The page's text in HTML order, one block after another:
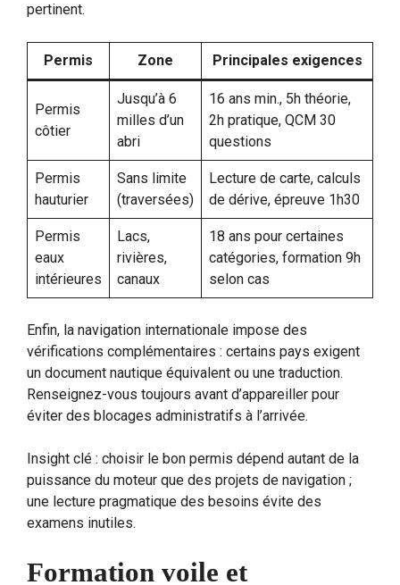
pertinent.
Permis Zone Principales exigences
Permis
côtier
Jusqu’à 6
milles d’un
abri
16 ans min., 5h théorie,
2h pratique, QCM 30
questions
Permis
hauturier
Sans limite
(traversées)
Lecture de carte, calculs
de dérive, épreuve 1h30
Permis
eaux
intérieures
Lacs,
rivières,
canaux
18 ans pour certaines
catégories, formation 9h
selon cas
Enfin, la navigation internationale impose des
vérifications complémentaires : certains pays exigent
un document nautique équivalent ou une traduction.
Renseignez-vous toujours avant d’appareiller pour
éviter des blocages administratifs à l’arrivée.
Insight clé : choisir le bon permis dépend autant de la
puissance du moteur que des projets de navigation ;
une lecture pragmatique des besoins évite des
examens inutiles.
Formation voile et